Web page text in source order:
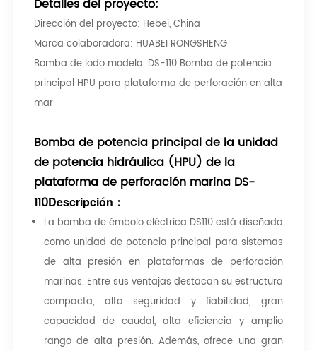
Detalles del proyecto:
Dirección del proyecto: Hebei, China
Marca colaboradora: HUABEI RONGSHENG
Bomba de lodo modelo: DS-110 Bomba de potencia
principal HPU para plataforma de perforación en alta
mar
Bomba de potencia principal de la unidad
de potencia hidráulica (HPU) de la
plataforma de perforación marina DS-
110Descripción ：
La bomba de émbolo eléctrica DS110 está diseñada
como unidad de potencia principal para sistemas
de alta presión en plataformas de perforación
marinas. Entre sus ventajas destacan su estructura
compacta, alta seguridad y fiabilidad, gran
capacidad de caudal, alta eficiencia y amplio
rango de alta presión. Además, ofrece una gran